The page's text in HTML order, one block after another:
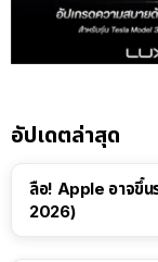
อัปเดตล่าสุด
ลือ! Apple อาจขึ้น
2026)